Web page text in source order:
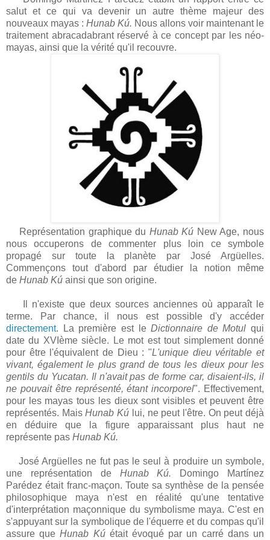
salut et ce qui va devenir un autre thème majeur des
nouveaux mayas : Hunab Kú. Nous allons voir maintenant le
traitement abracadabrant réservé à ce concept par les néo-
mayas, ainsi que la vérité qu'il recouvre.
Représentation graphique du Hunab Kú New Age, nous
nous occuperons de commenter plus loin ce symbole
propagé sur toute la planète par José Argüelles.
Commençons tout d'abord par étudier la notion même
de Hunab Kú ainsi que son origine.
Il n'existe que deux sources anciennes où apparaît le
terme. Par chance, il nous est possible d'y accéder
directement. La première est leDictionnaire de Motul qui
date du XVIème siècle. Le mot est tout simplement donné
pour être l'équivalent de Dieu : "L'unique dieu véritable et
vivant, également le plus grand de tous les dieux pour les
gentils du Yucatan. Il n'avait pas de forme car, disaient-ils, il
ne pouvait être représenté, étant incorporel". Effectivement,
pour les mayas tous les dieux sont visibles et peuvent être
représentés. MaisHunab Kú lui, ne peut l'être. On peut déjà
en déduire que la figure apparaissant plus haut ne
représente pas Hunab Kú.
José Argüelles ne fut pas le seul à produire un symbole,
une représentation de Hunab Kú.
Domingo Martínez
Parédez était franc-maçon. Toute sa synthèse de la pensée
philosophique maya n'est en réalité qu'une tentative
d'interprétation maçonnique du symbolisme maya. C'est en
s'appuyant sur la symbolique de l'équerre et du compas qu'il
assure queHunab Kú était évoqué par un carré dans un